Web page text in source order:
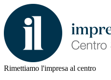
Rimettiamo l'impresa al centro